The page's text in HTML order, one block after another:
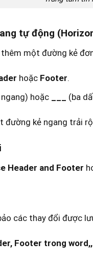
tự động
một đường kẻ
hoặc Footer.
hoặc (ba
đường kẻ ngang trải
Header and Footer
các thay đổi được
Footer trong